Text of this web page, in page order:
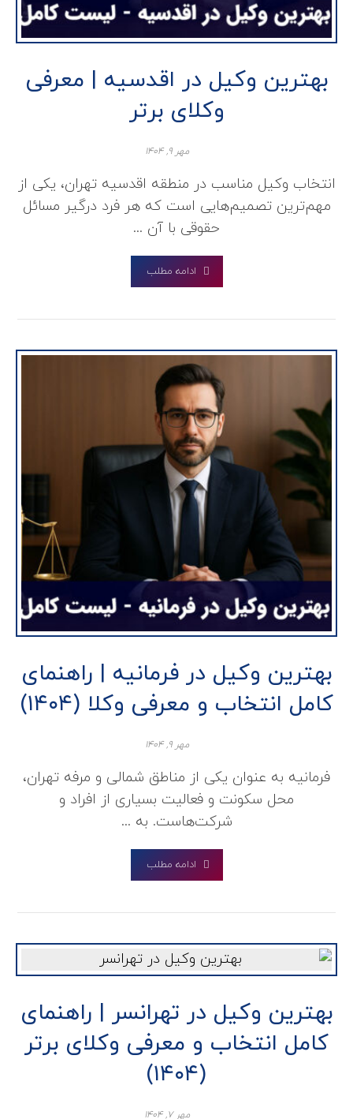
بهترین وکیل در اقدسیه | معرفی
وکلای برتر
مهر ۹, ۱۴۰۴
انتخاب وکیل مناسب در منطقه اقدسیه تهران، یکی از
مهم‌ترین تصمیم‌هایی است که هر فرد درگیر مسائل
حقوقی با آن ...
ادامه مطلب
بهترین وکیل در فرمانیه | راهنمای
کامل انتخاب و معرفی وکلا (۱۴۰۴)
مهر ۹, ۱۴۰۴
فرمانیه به عنوان یکی از مناطق شمالی و مرفه تهران،
محل سکونت و فعالیت بسیاری از افراد و
شرکت‌هاست. به ...
ادامه مطلب
بهترین وکیل در تهرانسر | راهنمای
کامل انتخاب و معرفی وکلای برتر
(۱۴۰۴)
مهر ۷, ۱۴۰۴